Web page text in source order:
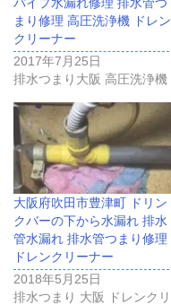
まり修理 高圧洗浄機 ドレン
クリーナー
2017年7月25日
排水つまり大阪 高圧洗浄機
大阪府吹田市豊津町 ドリン
クバーの下から水漏れ 排水
管水漏れ 排水管つまり修理
ドレンクリーナー
2018年5月25日
排水つまり 大阪 ドレンクリ